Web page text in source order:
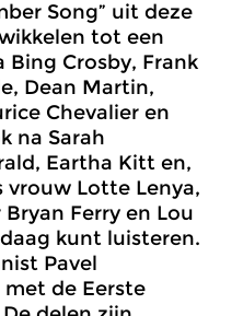
Song” uit deze
tot een
Crosby, Frank
Dean Martin,
Chevalier en
na Sarah
Eartha Kitt en,
vrouw Lotte Lenya,
Ferry en Lou
kunt luisteren.
Pavel
de Eerste